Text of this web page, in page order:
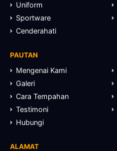
Uniform
Sportware
Cenderahati
PAUTAN
Mengenai Kami
Galeri
Cara Tempahan
Testimoni
Hubungi
ALAMAT